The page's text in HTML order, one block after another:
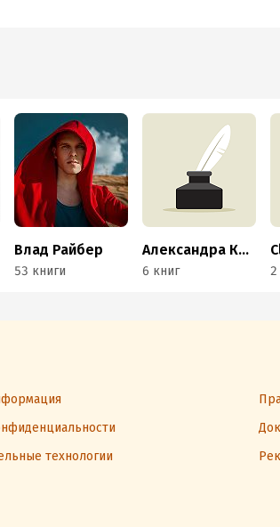
Влад Райбер
53 книги
Александра Косталь
6 книг 2
технологии